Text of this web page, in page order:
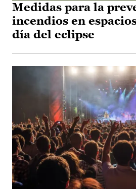
Medidas para la
incendios en
día del eclipse